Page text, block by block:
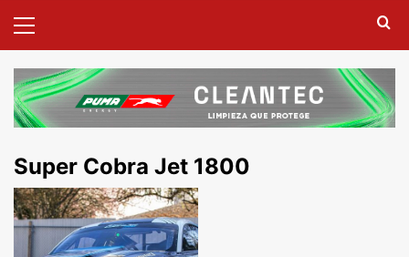
Super Cobra Jet 1800